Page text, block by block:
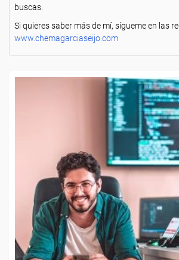
buscas.
Si quieres saber más de mí, sígueme en las
www.chemagarciaseijo.com